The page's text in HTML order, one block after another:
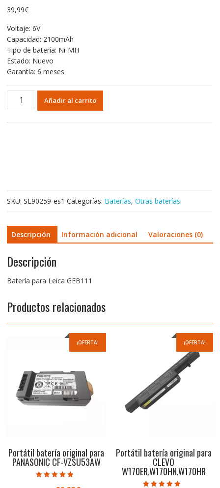
39,99€
Voltaje: 6V
Capacidad: 2100mAh
Tipo de batería: Ni-MH
Estado: Nuevo
Garantía: 6 meses
Batería
Añadir al carrito
SKU: SL90259-es1 Categorías: Baterías, Otras baterías
Descripción Información adicional Valoraciones (0)
Descripción
Batería para Leica GEB111
Productos relacionados
¡OFERTA!
Portátil batería original para
PANASONIC CF-VZSU53AW
¡OFERTA!
Portátil batería original para
CLEVO
W170ER,W170HN,W170HR